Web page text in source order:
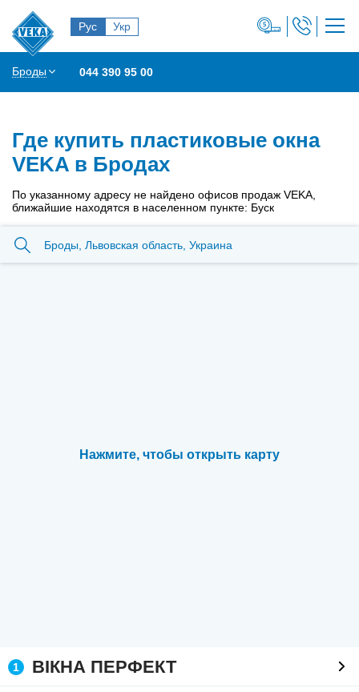
Рус Укр
Броды 044 390 95 00
Где купить пластиковые окна
VEKA в Бродах
По указанному адресу не найдено офисов продаж VEKA,
ближайшие находятся в населенном пункте: Буск
Нажмите, чтобы открыть карту
1 ВІКНА ПЕРФЕКТ